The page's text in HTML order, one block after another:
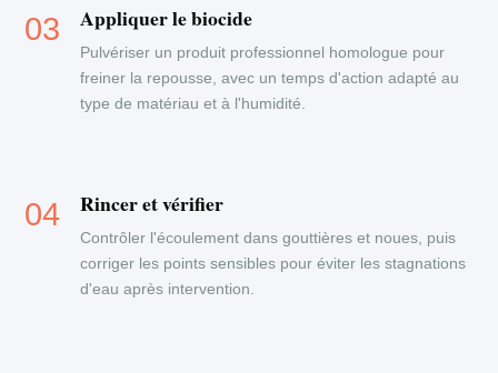
Appliquer le biocide
Pulvériser un produit professionnel homologue pour
freiner la repousse, avec un temps d'action adapté au
type de matériau et à l'humidité.
Rincer et vérifier
Contrôler l'écoulement dans gouttières et noues, puis
corriger les points sensibles pour éviter les stagnations
d'eau après intervention.